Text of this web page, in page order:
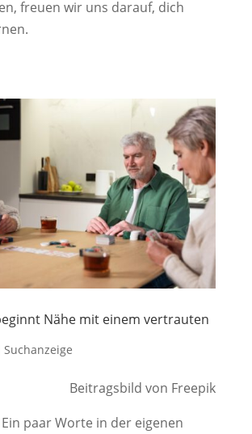
freuen wir uns darauf, dich
Nähe mit einem vertrauten
Suchanzeige
Beitragsbild von Freepik
Ein paar Worte in der eigenen